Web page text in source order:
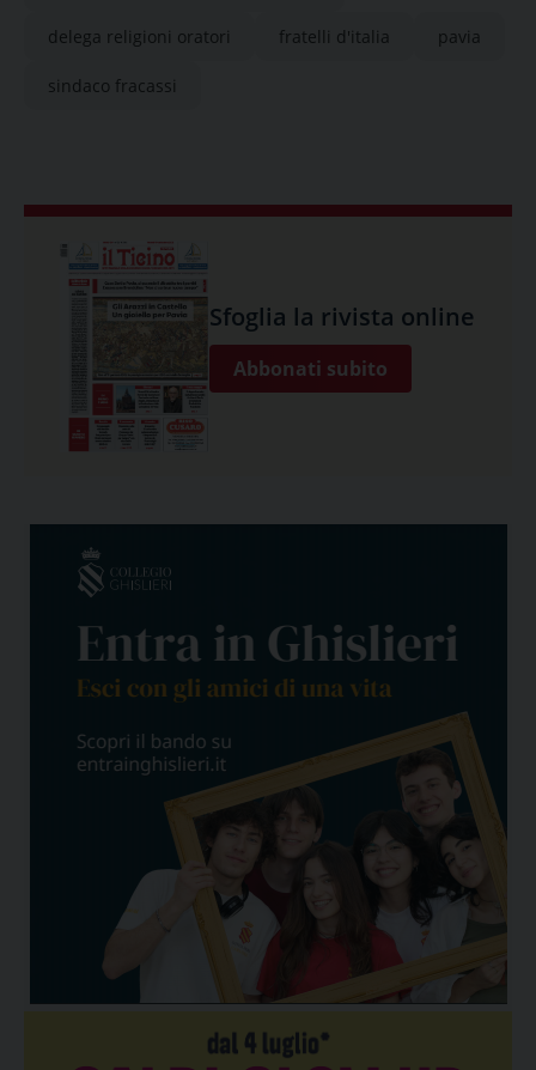
delega religioni oratori fratelli d'italia pavia
sindaco fracassi
Sfoglia la rivista online
Abbonati subito